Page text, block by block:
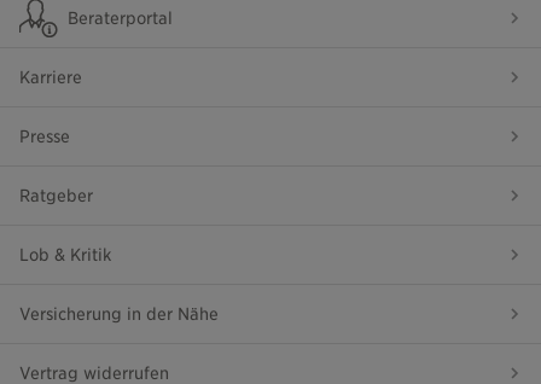
Beraterportal
Karriere
Presse
Ratgeber
Lob & Kritik
Versicherung in der Nähe
Vertrag widerrufen